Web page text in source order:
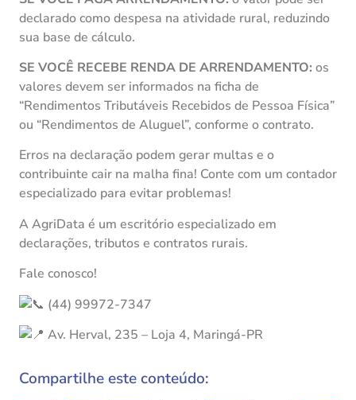
declarado como despesa na atividade rural, reduzindo
sua base de cálculo.
SE VOCÊ RECEBE RENDA DE ARRENDAMENTO: os
valores devem ser informados na ficha de
“Rendimentos Tributáveis Recebidos de Pessoa Física”
ou “Rendimentos de Aluguel”, conforme o contrato.
Erros na declaração podem gerar multas e o
contribuinte cair na malha fina! Conte com um contador
especializado para evitar problemas!
A AgriData é um escritório especializado em
declarações, tributos e contratos rurais.
Fale conosco!
(44) 99972-7347
Av. Herval, 235 – Loja 4, Maringá-PR
Compartilhe este conteúdo: